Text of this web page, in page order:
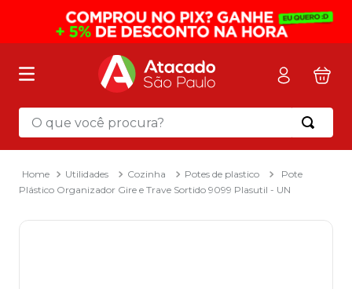
O que você procura?
Utilidades Cozinha Potes de plastico
Pote
Plástico Organizador Gire e Trave Sortido 9099 Plasutil - UN
Termos mais buscados
mochila
2º sacola
3º papel toalha